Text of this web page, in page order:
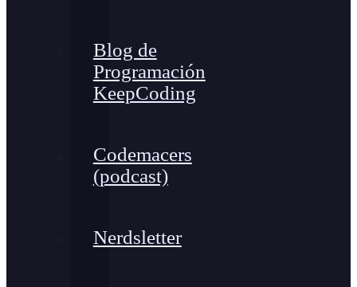
Blog de
Programación
KeepCoding
Codemacers
(podcast)
Nerdsletter